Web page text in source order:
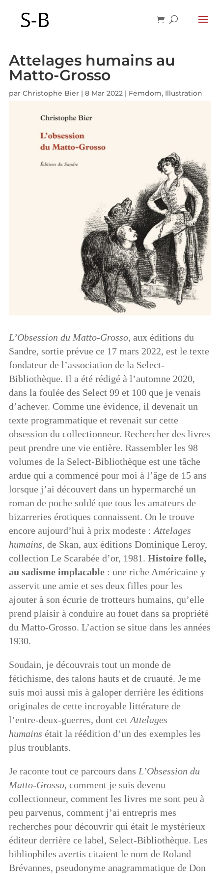
Attelages humains au
Matto-Grosso
par Christophe Bier| 8 Mar 2022| Femdom, Illustration
L’Obsession du Matto-Grosso, aux éditions du
Sandre, sortie prévue ce 17 mars 2022, est le texte
fondateur de l’association de la Select-
Bibliothèque. Il a été rédigé à l’automne 2020,
dans la foulée des Select 99 et 100 que je venais
d’achever. Comme une évidence, il devenait un
texte programmatique et revenait sur cette
obsession du collectionneur. Rechercher des livres
peut prendre une vie entière. Rassembler les 98
volumes de la Select-Bibliothèque est une tâche
ardue qui a commencé pour moi à l’âge de 15 ans
lorsque j’ai découvert dans un hypermarché un
roman de poche soldé que tous les amateurs de
bizarreries érotiques connaissent. On le trouve
encore aujourd’hui à prix modeste : Attelages
humains, de Skan, aux éditions Dominique Leroy,
collection Le Scarabée d’or, 1981. Histoire folle,
au sadisme implacable: une riche Américaine y
asservit une amie et ses deux filles pour les
ajouter à son écurie de trotteurs humains, qu’elle
prend plaisir à conduire au fouet dans sa propriété
du Matto-Grosso. L’action se situe dans les années
1930.
Soudain, je découvrais tout un monde de
fétichisme, des talons hauts et de cruauté. Je me
suis moi aussi mis à galoper derrière les éditions
originales de cette incroyable littérature de
l’entre-deux-guerres, dont cet Attelages
humains était la réédition d’un des exemples les
plus troublants.
Je raconte tout ce parcours dans L’Obsession du
Matto-Grosso, comment je suis devenu
collectionneur, comment les livres me sont peu à
peu parvenus, comment j’ai entrepris mes
recherches pour découvrir qui était le mystérieux
éditeur derrière ce label, Select-Bibliothèque. Les
bibliophiles avertis citaient le nom de Roland
Brévannes, pseudonyme anagrammatique de Don